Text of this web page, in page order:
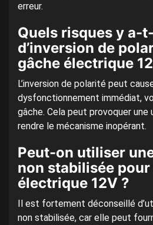
erreur.
Quels risques y a-
d’inversion de
gâche électrique
L’inversion de polarité peut
dysfonctionnement immédiat,
gâche. Cela peut provoquer une
rendre le mécanisme inopérant.
Peut-on utiliser
non stabilisée
électrique 12V ?
Il est fortement déconseillé
non stabilisée, car elle peut